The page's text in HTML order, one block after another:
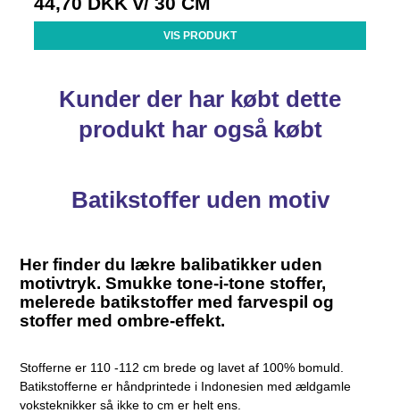
VIS PRODUKT
Kunder der har købt dette
produkt har også købt
Batikstoffer uden motiv
Her finder du lækre balibatikker uden
motivtryk. Smukke tone-i-tone stoffer,
melerede batikstoffer med farvespil og
stoffer med ombre-effekt.
Stofferne er 110 -112 cm brede og lavet af 100% bomuld.
Batikstofferne er håndprintede i Indonesien med ældgamle
voksteknikker så ikke to cm er helt ens.